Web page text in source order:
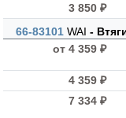
3 850 ₽
66-83101 WAI -
от 4 359 ₽
4 359 ₽
7 334 ₽